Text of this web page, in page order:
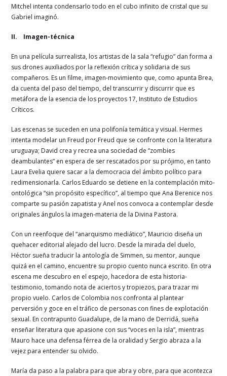
Mitchel intenta condensarlo todo en el cubo infinito de cristal que su
Gabriel imaginó.
II. Imagen-técnica
En una película surrealista, los artistas de la sala “refugio” dan forma a
sus drones auxiliados por la reflexión crítica y solidaria de sus
compañeros. Es un filme, imagen-movimiento que, como apunta Brea,
da cuenta del paso del tiempo, del transcurrir y discurrir que es
metáfora de la esencia de los proyectos 17, Instituto de Estudios
Críticos.
Las escenas se suceden en una polifonía temática y visual. Hermes
intenta modelar un Freud por Freud que se confronte con la literatura
uruguaya; David crea y recrea una sociedad de “zombies
deambulantes” en espera de ser rescatados por su prójimo, en tanto
Laura Evelia quiere sacar a la democracia del ámbito político para
redimensionarla. Carlos Eduardo se detiene en la contemplación mito-
ontológica “sin propósito específico”, al tiempo que Ana Berenice nos
comparte su pasión zapatista y Anel nos convoca a contemplar desde
originales ángulos la imagen-materia de la Divina Pastora.
Con un reenfoque del “anarquismo mediático”, Mauricio diseña un
quehacer editorial alejado del lucro. Desde la mirada del duelo,
Héctor sueña traducir la antología de Simmen, su mentor, aunque
quizá en el camino, encuentre su propio cuento nunca escrito. En otra
escena me descubro en el espejo, hacedora de esta historia-
testimonio, tomando nota de aciertos y tropiezos, para trazar mi
propio vuelo. Carlos de Colombia nos confronta al plantear
perversión y goce en el tráfico de personas con fines de explotación
sexual. En contrapunto Guadalupe, de la mano de Derridá, sueña
enseñar literatura que apasione con sus “voces en la isla”, mientras
Mauro hace una defensa férrea de la oralidad y Sergio abraza a la
vejez para entender su olvido.
María da paso a la palabra para que abra y obre, para que acontezca